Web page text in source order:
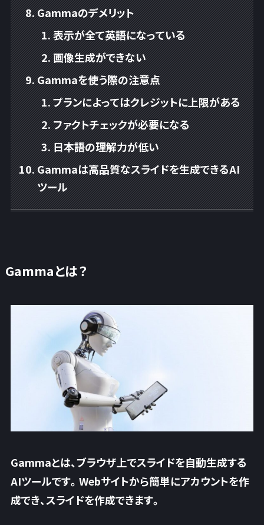
Gammaのデメリット
表示が全て英語になっている
画像生成ができない
Gammaを使う際の注意点
プランによってはクレジットに上限がある
ファクトチェックが必要になる
日本語の理解力が低い
Gammaは高品質なスライドを生成できるAI
ツール
Gammaとは？
Gammaとは、ブラウザ上でスライドを自動生成する
AIツールです。Webサイトから簡単にアカウントを作
成でき、スライドを作成できます。